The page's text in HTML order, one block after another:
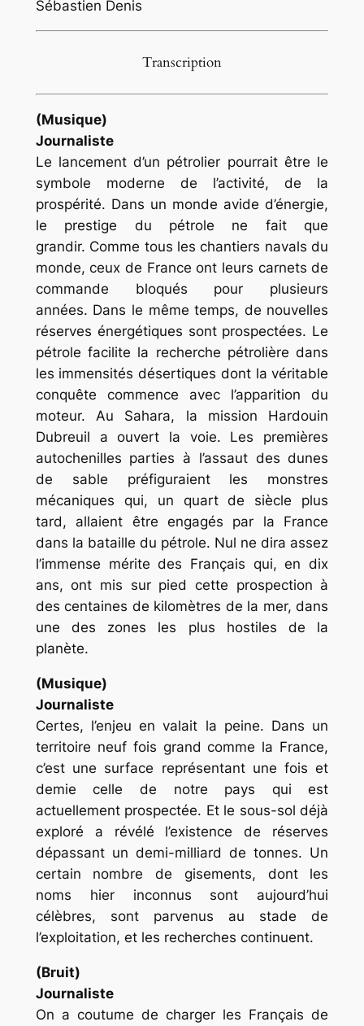
Sébastien Denis
Transcription
(Musique)
Journaliste
Le lancement d’un pétrolier pourrait être le
symbole moderne de l’activité, de la
prospérité. Dans un monde avide d’énergie,
le prestige du pétrole ne fait que
grandir. Comme tous les chantiers navals du
monde, ceux de France ont leurs carnets de
commande bloqués pour plusieurs
années. Dans le même temps, de nouvelles
réserves énergétiques sont prospectées. Le
pétrole facilite la recherche pétrolière dans
les immensités désertiques dont la véritable
conquête commence avec l’apparition du
moteur. Au Sahara, la mission Hardouin
Dubreuil a ouvert la voie. Les premières
autochenilles parties à l’assaut des dunes
de sable préfiguraient les monstres
mécaniques qui, un quart de siècle plus
tard, allaient être engagés par la France
dans la bataille du pétrole. Nul ne dira assez
l’immense mérite des Français qui, en dix
ans, ont mis sur pied cette prospection à
des centaines de kilomètres de la mer, dans
une des zones les plus hostiles de la
planète.
(Musique)
Journaliste
Certes, l’enjeu en valait la peine. Dans un
territoire neuf fois grand comme la France,
c’est une surface représentant une fois et
demie celle de notre pays qui est
actuellement prospectée. Et le sous-sol déjà
exploré a révélé l’existence de réserves
dépassant un demi-milliard de tonnes. Un
certain nombre de gisements, dont les
noms hier inconnus sont aujourd’hui
célèbres, sont parvenus au stade de
l’exploitation, et les recherches continuent.
(Bruit)
Journaliste
On a coutume de charger les Français de